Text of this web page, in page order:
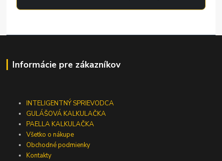
Informácie pre zákazníkov
INTELIGENTNÝ SPRIEVODCA
GULÁŠOVÁ KALKULAČKA
PAELLA KALKULAČKA
Všetko o nákupe
Obchodné podmienky
Kontakty